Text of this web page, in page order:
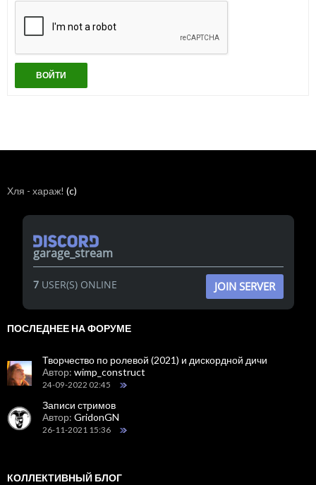
ВОЙТИ
Хля - хараж! (c)
garage_stream
7USER(S) ONLINE JOIN SERVER
ПОСЛЕДНЕЕ НА ФОРУМЕ
Творчество по ролевой (2021) и дискордной дичи
Автор: wimp_construct
24-09-2022 02:45
Записи стримов
Автор: GridonGN
26-11-2021 15:36
КОЛЛЕКТИВНЫЙ БЛОГ